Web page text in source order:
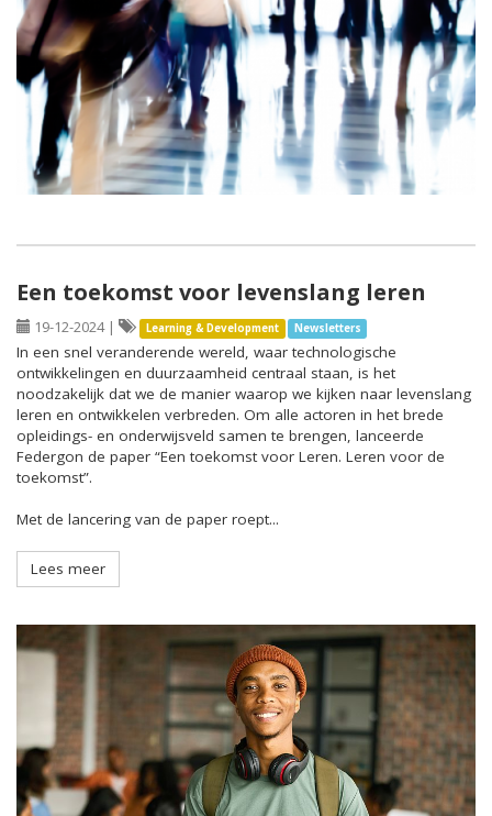
Een toekomst voor levenslang leren
19-12-2024 | Learning & Development Newsletters
In een snel veranderende wereld, waar technologische
ontwikkelingen en duurzaamheid centraal staan, is het
noodzakelijk dat we de manier waarop we kijken naar levenslang
leren en ontwikkelen verbreden. Om alle actoren in het brede
opleidings- en onderwijsveld samen te brengen, lanceerde
Federgon de paper “Een toekomst voor Leren. Leren voor de
toekomst”.
Met de lancering van de paper roept...
Lees meer